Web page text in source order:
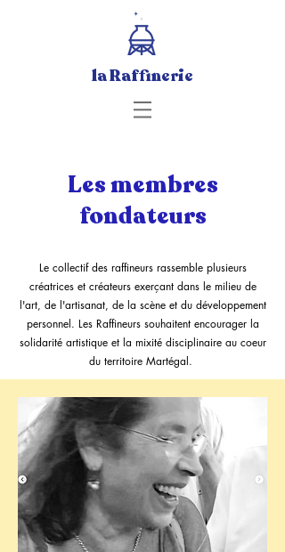
la Raffinerie
Les membres
fondateurs
Le collectif des raffineurs rassemble plusieurs
créatrices et créateurs exerçant dans le milieu de
l'art, de l'artisanat, de la scène et du développement
personnel. Les Raffineurs souhaitent encourager la
solidarité artistique et la mixité disciplinaire au coeur
du territoire Martégal.